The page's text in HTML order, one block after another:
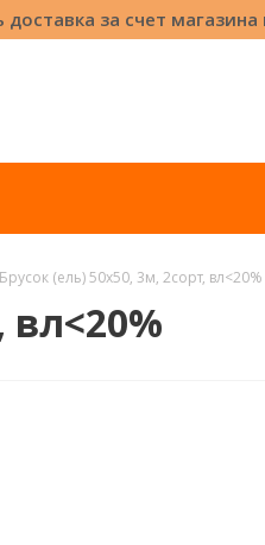
за счет
Брусок (ель) 50х50, 3м, 2сорт, вл<20%
вл<20%